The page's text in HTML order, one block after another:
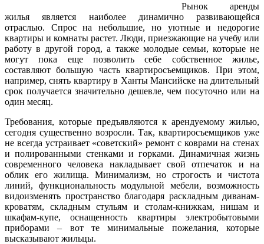
Рынок аренды
жилья является наиболее динамично развивающейся
отраслью. Спрос на небольшие, но уютные и недорогие
квартиры и комнаты растет. Люди, приезжающие на учебу или
работу в другой город, а также молодые семьи, которые не
могут пока еще позволить себе собственное жилье,
составляют большую часть квартиросъемщиков. При этом,
например, снять квартиру в Ханты Мансийске на длительный
срок получается значительно дешевле, чем посуточно или на
один месяц.
Требования, которые предъявляются к арендуемому жилью,
сегодня существенно возросли. Так, квартиросъемщиков уже
не всегда устраивает «советский» ремонт с коврами на стенах
и полированными стенками и горками. Динамичная жизнь
современного человека накладывает свой отпечаток и на
облик его жилища. Минимализм, но строгость и чистота
линий, функциональность модульной мебели, возможность
видоизменять пространство благодаря раскладным диванам-
кроватям, складным стульям и столам-книжкам, нишам и
шкафам-купе, оснащенность квартиры электробытовыми
приборами – вот те минимальные пожелания, которые
высказывают жильцы.